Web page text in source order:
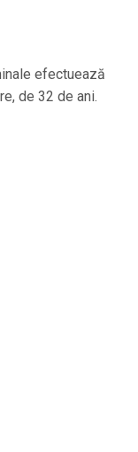
efectuează
de 32 de ani.